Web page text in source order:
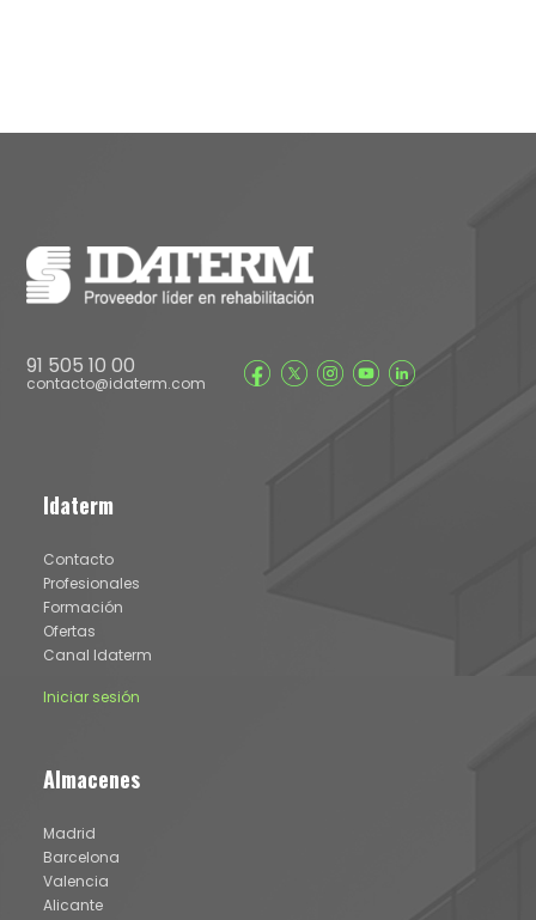
91 505 10 00
contacto@idaterm.com
Idaterm
Contacto
Profesionales
Formación
Ofertas
Canal Idaterm
Iniciar sesión
Almacenes
Madrid
Barcelona
Valencia
Alicante